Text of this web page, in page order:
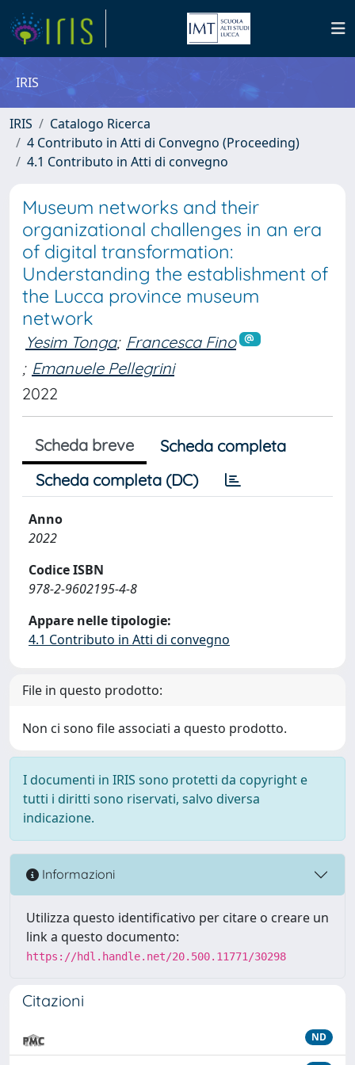
IRIS
IRIS
Catalogo Ricerca
4 Contributo in Atti di Convegno (Proceeding)
4.1 Contributo in Atti di convegno
Museum networks and their
organizational challenges in an era
of digital transformation:
Understanding the establishment of
the Lucca province museum
network
Yesim Tonga; Francesca Fino
; Emanuele Pellegrini
2022
Scheda breve
Scheda completa
Scheda completa (DC)
Anno
2022
Codice ISBN
978-2-9602195-4-8
Appare nelle tipologie:
4.1 Contributo in Atti di convegno
File in questo prodotto:
Non ci sono file associati a questo prodotto.
I documenti in IRIS sono protetti da copyright e
tutti i diritti sono riservati, salvo diversa
indicazione.
Informazioni
Utilizza questo identificativo per citare o creare un
link a questo documento:
https://hdl.handle.net/20.500.11771/30298
Citazioni
ND